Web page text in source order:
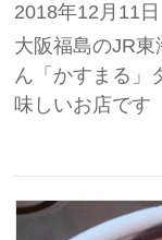
2018年12月11日
大阪福島のJR東
ん「かすまる」
味しいお店です